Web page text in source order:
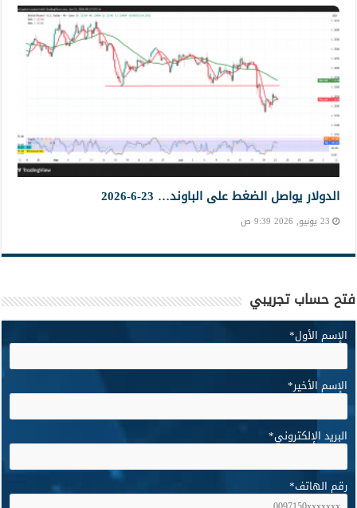
الدولار يواصل الضغط على الباوند… 23-6-2026
23 يونيو, 2026 9:39 ص
فتح حساب تجريبي
الإسم الأول*
الإسم الأخير*
البريد الإلكتروني*
رقم الهاتف*